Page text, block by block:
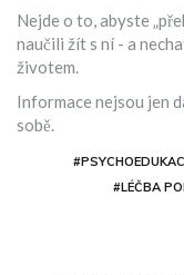
Nejde o to, abyste
naučili žít s ní - a
životem.
Informace nejsou jen
sobě.
#LÉČBA